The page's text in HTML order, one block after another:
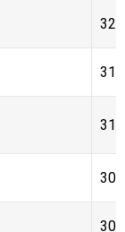
32
31
31
30
30